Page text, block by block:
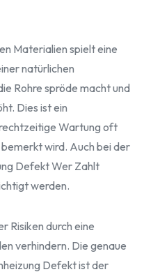
Materialien spielt eine
natürlichen
Rohre spröde macht und
Dies ist ein
Wartung oft
wird. Auch bei der
Defekt Wer Zahlt
werden.
Risiken durch eine
verhindern. Die genaue
Defekt ist der